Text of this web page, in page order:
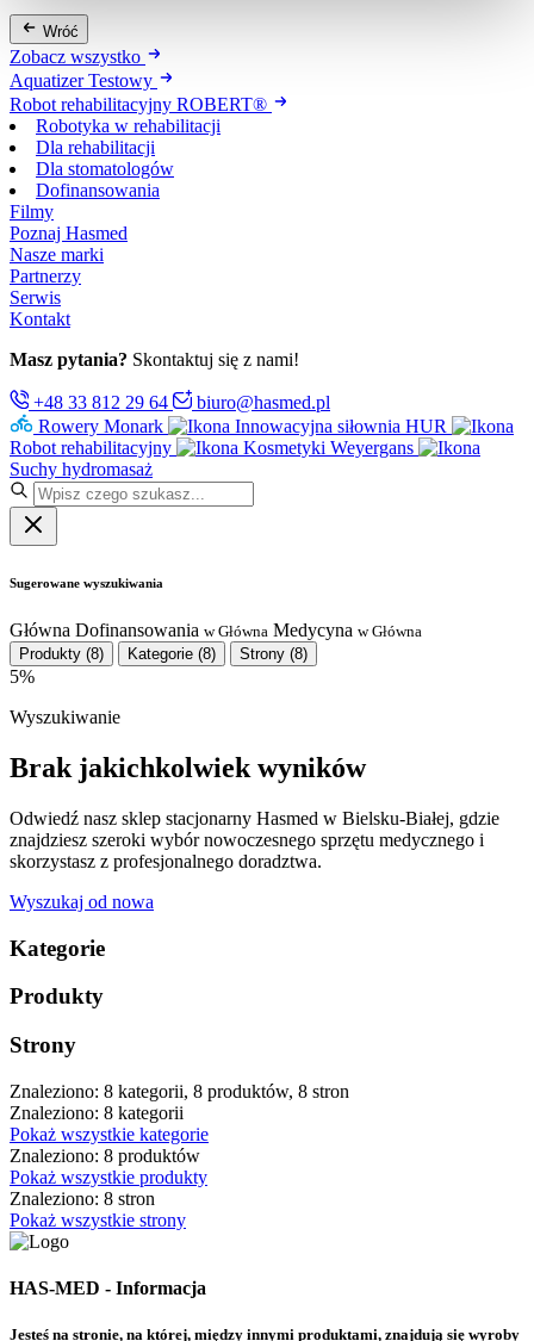
Wróć
Zobacz wszystko
Aquatizer Testowy
Robot rehabilitacyjny ROBERT®
Robotyka w rehabilitacji
Dla rehabilitacji
Dla stomatologów
Dofinansowania
Filmy
Poznaj Hasmed
Nasze marki
Partnerzy
Serwis
Kontakt
Masz pytania? Skontaktuj się z nami!
+48 33 812 29 64
biuro@hasmed.pl
Rowery Monark
Innowacyjna siłownia HUR
Robot rehabilitacyjny
Kosmetyki Weyergans
Suchy hydromasaż
Sugerowane wyszukiwania
Główna Dofinansowania w Główna Medycyna w Główna
Produkty (8) Kategorie (8) Strony (8)
5%
Wyszukiwanie
Brak jakichkolwiek wyników
Odwiedź nasz sklep stacjonarny Hasmed w Bielsku-Białej, gdzie
znajdziesz szeroki wybór nowoczesnego sprzętu medycznego i
skorzystasz z profesjonalnego doradztwa.
Wyszukaj od nowa
Kategorie
Produkty
Strony
Znaleziono: 8 kategorii, 8 produktów, 8 stron
Znaleziono: 8 kategorii
Pokaż wszystkie kategorie
Znaleziono: 8 produktów
Pokaż wszystkie produkty
Znaleziono: 8 stron
Pokaż wszystkie strony
HAS-MED - Informacja
Jesteś na stronie, na której, między innymi produktami, znajdują się wyroby